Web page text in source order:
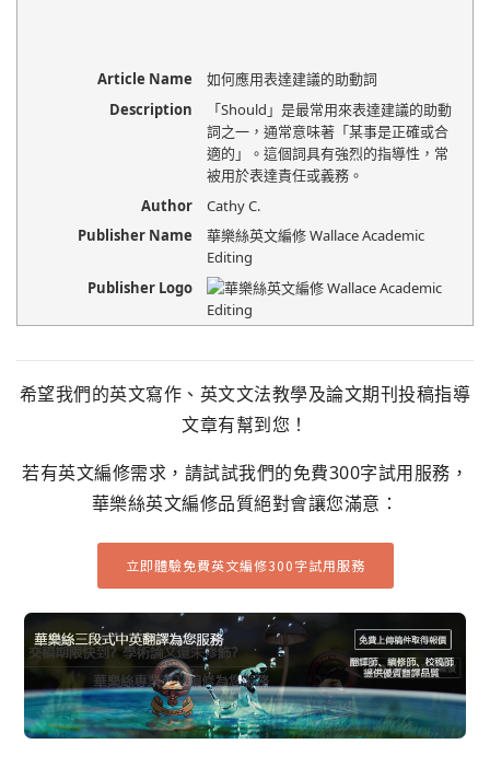
Article Name
如何應用表達建議的助動詞
Description
「Should」是最常用來表達建議的助動
詞之一，通常意味著「某事是正確或合
適的」。這個詞具有強烈的指導性，常
被用於表達責任或義務。
Author
Cathy C.
Publisher Name
華樂絲英文編修 Wallace Academic
Editing
Publisher Logo
希望我們的英文寫作、英文文法教學及論文期刊投稿指導
文章有幫到您！
若有英文編修需求，請試試我們的免費300字試用服務，
華樂絲英文編修品質絕對會讓您滿意：
立即體驗免費英文編修300字試用服務